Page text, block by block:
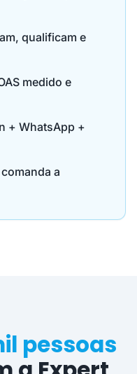
qualificam e
medido e
+ WhatsApp +
a
pessoas